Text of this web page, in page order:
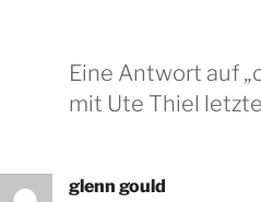
Eine Antwort auf
mit Ute Thiel
glenn gould